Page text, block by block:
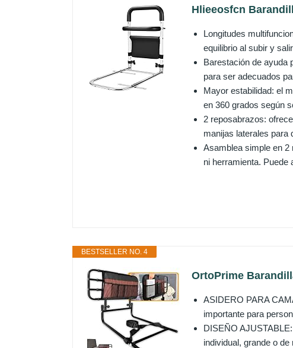
Hlieeosfcn
Longitudes
equilibrio al subir y
Barestación de ayuda
para ser adecuados
Mayor estabilidad: el
en 360 grados según
2 reposabrazos:
manijas laterales para
Asamblea simple en 2
ni herramienta. Puede
BESTSELLER NO. 4
OrtoPrime
ASIDERO PARA
importante para
DISEÑO
individual, grande o